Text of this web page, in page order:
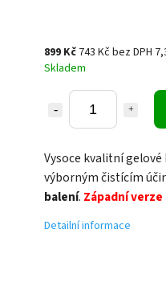
899 Kč 743 Kč bez DPH
Skladem
Vysoce kvalitní
výborným čistícím
balení. Západní
Detailní informace